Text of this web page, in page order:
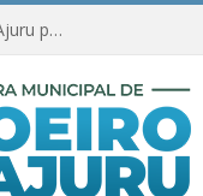
Amanhã começa nova etapa de vacinação em Limoeiro do Ajuru para idosos com 65 ou mais